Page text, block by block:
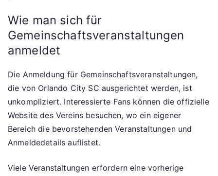
Wie man sich für
Gemeinschaftsveranstaltungen
anmeldet
Die Anmeldung für Gemeinschaftsveranstaltungen,
die von Orlando City SC ausgerichtet werden, ist
unkompliziert. Interessierte Fans können die offizielle
Website des Vereins besuchen, wo ein eigener
Bereich die bevorstehenden Veranstaltungen und
Anmeldedetails auflistet.
Viele Veranstaltungen erfordern eine vorherige